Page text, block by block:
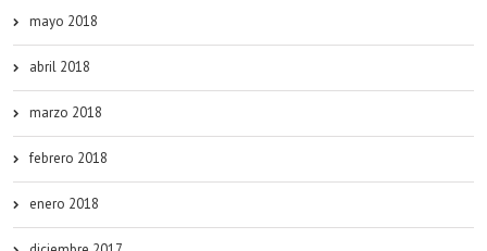
mayo 2018
abril 2018
marzo 2018
febrero 2018
enero 2018